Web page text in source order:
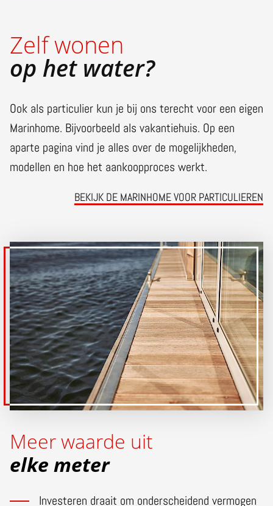
Zelf wonen
op het water?
Ook als particulier kun je bij ons terecht voor een eigen
Marinhome. Bijvoorbeeld als vakantiehuis. Op een
aparte pagina vind je alles over de mogelijkheden,
modellen en hoe het aankoopproces werkt.
BEKIJK DE MARINHOME VOOR PARTICULIEREN
Meer waarde uit
elke meter
Investeren draait om onderscheidend vermogen